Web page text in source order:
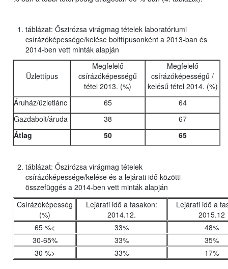
táblázat: Őszirózsa virágmag tételek laboratóriumi
csírázóképessége/kelése bolttípusonként a 2013-ban és
2014-ben vett minták alapján
Üzlettípus
Megfelelő
csírázóképességű
tétel 2013. (%)
Megfelelő
csírázóképességű /
kelésű tétel 2014. (%)
Áruház/üzletlánc
65
64
Gazdabolt/áruda
38
67
Átlag
50 65
táblázat: Őszirózsa virágmag tételek
csírázóképessége/kelése és a lejárati idő közötti
összefüggés a 2014-ben vett minták alapján
Csírázóképesség
(%)
Lejárati idő a tasakon:
2014.12.
Lejárati idő a
2015.12
65 %<
33%
48%
30-65%
33%
35%
30 %>
33% 17%